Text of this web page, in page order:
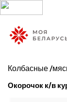
Колбасные /
Окорочок к/в